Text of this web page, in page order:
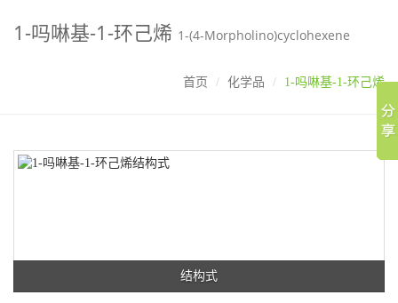
1-吗啉基-1-环己烯 1-(4-Morpholino)cyclohexene
首页 化学品 1-吗啉基-1-环己烯
结构式